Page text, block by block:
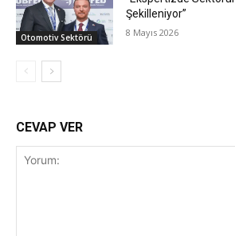
Otomotiv Sektörü
Şekilleniyor”
8 Mayıs 2026
CEVAP VER